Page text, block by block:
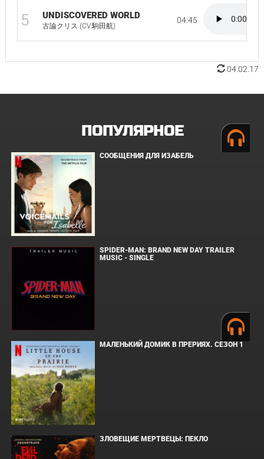
5 UNDISCOVERED WORLD
古論クリス (CV.駒田航)
04:45
04.02.17
ПОПУЛЯРНОЕ
СООБЩЕНИЯ ДЛЯ ИЗАБЕЛЬ
SPIDER-MAN: BRAND NEW DAY TRAILER
MUSIC - SINGLE
МАЛЕНЬКИЙ ДОМИК В ПРЕРИЯХ. СЕЗОН 1
ЗЛОВЕЩИЕ МЕРТВЕЦЫ: ПЕКЛО